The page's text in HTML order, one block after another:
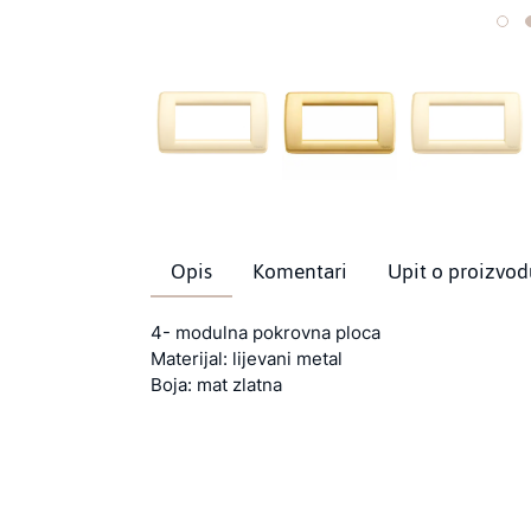
Opis Komentari Upit o
4- modulna pokrovna ploca
Materijal: lijevani metal
Boja: mat zlatna